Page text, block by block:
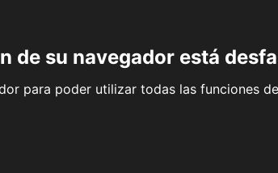
de su navegador está
para poder utilizar todas las funciones